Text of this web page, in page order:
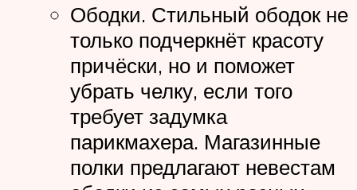
Ободки. Стильный ободок не
только подчеркнёт красоту
причёски, но и поможет
убрать челку, если того
требует задумка
парикмахера. Магазинные
полки предлагают невестам